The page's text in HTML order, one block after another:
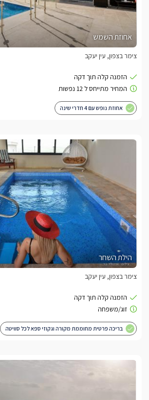
אחוזת השמש
צימר בצפון, עין יעקב
אחוזת נופש עם 4 חדרי שינה
הילת השחר
צימר בצפון, עין יעקב
בריכה פרטית מחוממת מקורה וגקוזי ספא לכל סוויטה